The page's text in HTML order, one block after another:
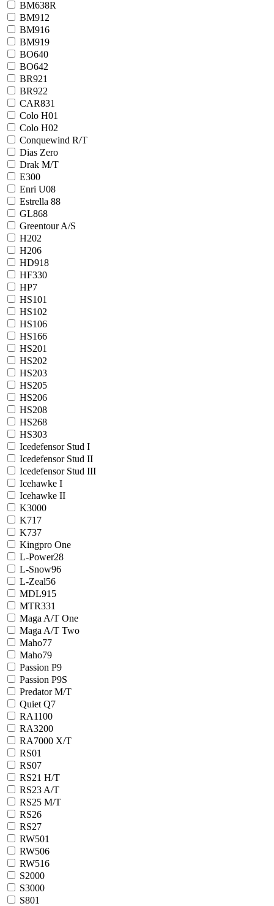
BM638R
BM912
BM916
BM919
BO640
BO642
BR921
BR922
CAR831
Colo H01
Colo H02
Conquewind R/T
Dias Zero
Drak M/T
E300
Enri U08
Estrella 88
GL868
Greentour A/S
H202
H206
HD918
HF330
HP7
HS101
HS102
HS106
HS166
HS201
HS202
HS203
HS205
HS206
HS208
HS268
HS303
Icedefensor Stud I
Icedefensor Stud II
Icedefensor Stud III
Icehawke I
Icehawke II
K3000
K717
K737
Kingpro One
L-Power28
L-Snow96
L-Zeal56
MDL915
MTR331
Maga A/T One
Maga A/T Two
Maho77
Maho79
Passion P9
Passion P9S
Predator M/T
Quiet Q7
RA1100
RA3200
RA7000 X/T
RS01
RS07
RS21 H/T
RS23 A/T
RS25 M/T
RS26
RS27
RW501
RW506
RW516
S2000
S3000
S801